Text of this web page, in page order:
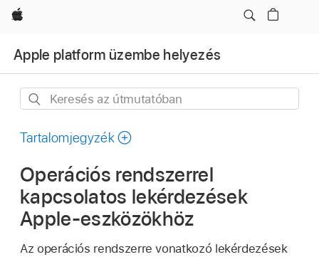
Apple
Apple platform üzembe helyezés
Keresés
útmutatóban
Tartalomjegyzék
Operációs rendszerrel
kapcsolatos lekérdezések
Apple-eszközökhöz
Az operációs rendszerre vonatkozó lekérdezések